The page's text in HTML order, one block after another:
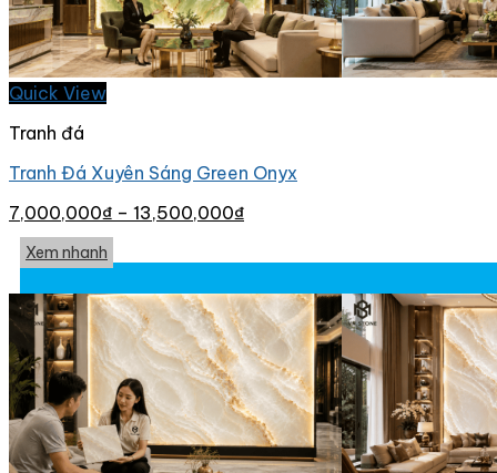
Quick View
Tranh đá
Tranh Đá Xuyên Sáng Green Onyx
7,000,000₫ – 13,500,000₫
Xem nhanh